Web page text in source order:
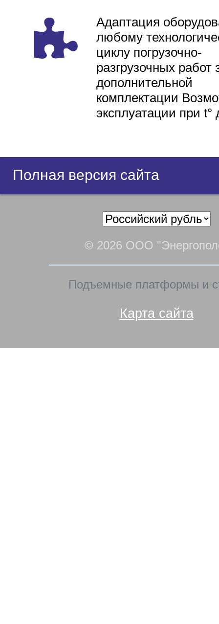
Адаптация
любому
циклу погрузочно-
разгрузочных работ
дополнительной
комплектации
эксплуатации при t°
Полная версия сайта
© 2026 ООО
Подъемные платформы и
Карта сайта